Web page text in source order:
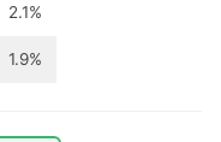
2.1%
1.9%